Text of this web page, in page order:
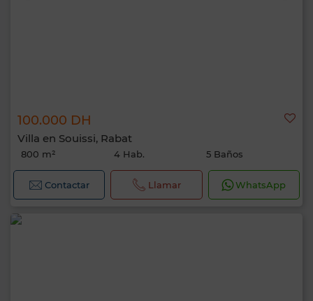
100.000 DH
Villa en Souissi, Rabat
800 m² 4 Hab. 5 Baños
Contactar Llamar WhatsApp